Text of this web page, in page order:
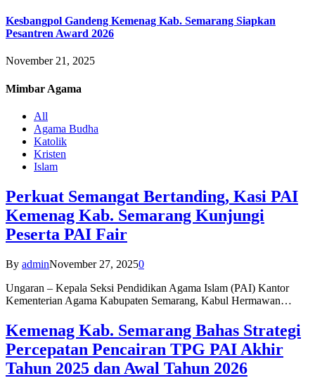
Kesbangpol Gandeng Kemenag Kab. Semarang Siapkan
Pesantren Award 2026
November 21, 2025
Mimbar Agama
All
Agama Budha
Katolik
Kristen
Islam
Perkuat Semangat Bertanding, Kasi PAI
Kemenag Kab. Semarang Kunjungi
Peserta PAI Fair
By adminNovember 27, 20250
Ungaran – Kepala Seksi Pendidikan Agama Islam (PAI) Kantor
Kementerian Agama Kabupaten Semarang, Kabul Hermawan…
Kemenag Kab. Semarang Bahas Strategi
Percepatan Pencairan TPG PAI Akhir
Tahun 2025 dan Awal Tahun 2026